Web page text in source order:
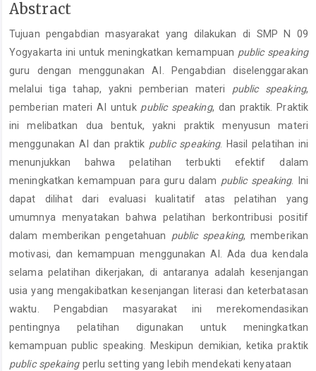
Main
Content
Abstract
Tujuan pengabdian masyarakat yang dilakukan di SMP N 09
Yogyakarta ini untuk meningkatkan kemampuan public speaking
guru dengan menggunakan AI. Pengabdian diselenggarakan
melalui tiga tahap, yakni pemberian materi public speaking,
pemberian materi AI untuk public speaking, dan praktik. Praktik
ini melibatkan dua bentuk, yakni praktik menyusun materi
menggunakan AI dan praktik public speaking. Hasil pelatihan ini
menunjukkan bahwa pelatihan terbukti efektif dalam
meningkatkan kemampuan para guru dalam public speaking. Ini
dapat dilihat dari evaluasi kualitatif atas pelatihan yang
umumnya menyatakan bahwa pelatihan berkontribusi positif
dalam memberikan pengetahuan public speaking, memberikan
motivasi, dan kemampuan menggunakan AI. Ada dua kendala
selama pelatihan dikerjakan, di antaranya adalah kesenjangan
usia yang mengakibatkan kesenjangan literasi dan keterbatasan
waktu. Pengabdian masyarakat ini merekomendasikan
pentingnya pelatihan digunakan untuk meningkatkan
kemampuan public speaking. Meskipun demikian, ketika praktik
public spekaingperlu setting yang lebih mendekati kenyataan